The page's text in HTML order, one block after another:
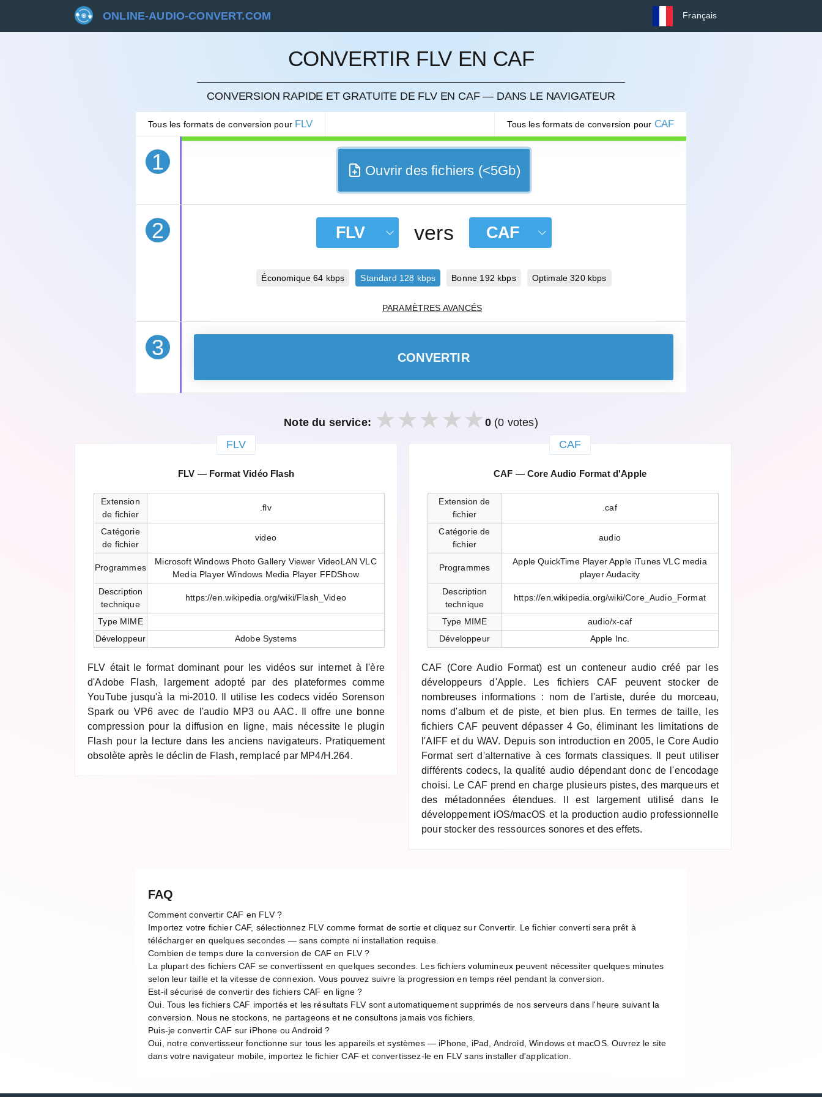
ONLINE-AUDIO-CONVERT.COM Français
CONVERTIR FLV EN CAF
CONVERSION RAPIDE ET GRATUITE DE FLV EN CAF — DANS LE NAVIGATEUR
Tous les formats de conversion pour FLV Tous les formats de conversion pour CAF
1
ANNULER
Ouvrir des fichiers (<5Gb)
2 FLV vers CAF
Économique 64 kbps Standard 128 kbps Bonne 192 kbps Optimale 320 kbps
PARAMÈTRES AVANCÉS
3 CONVERTIR
Note du service: 0 (0 votes)
FLV
FLV — Format Vidéo Flash
Extension
de fichier
.flv
Catégorie
de fichier
video
Programmes
Microsoft Windows Photo Gallery Viewer VideoLAN VLC
Media Player Windows Media Player FFDShow
Description
technique
https://en.wikipedia.org/wiki/Flash_Video
Type MIME
Développeur
Adobe Systems
FLV était le format dominant pour les vidéos sur internet à l'ère
d'Adobe Flash, largement adopté par des plateformes comme
YouTube jusqu'à la mi-2010. Il utilise les codecs vidéo Sorenson
Spark ou VP6 avec de l'audio MP3 ou AAC. Il offre une bonne
compression pour la diffusion en ligne, mais nécessite le plugin
Flash pour la lecture dans les anciens navigateurs. Pratiquement
obsolète après le déclin de Flash, remplacé par MP4/H.264.
CAF
CAF — Core Audio Format d'Apple
Extension de
fichier
.caf
Catégorie de
fichier
audio
Programmes
Apple QuickTime Player Apple iTunes VLC media
player Audacity
Description
technique
https://en.wikipedia.org/wiki/Core_Audio_Format
Type MIME
audio/x-caf
Développeur
Apple Inc.
CAF (Core Audio Format) est un conteneur audio créé par les
développeurs d'Apple. Les fichiers CAF peuvent stocker de
nombreuses informations : nom de l'artiste, durée du morceau,
noms d'album et de piste, et bien plus. En termes de taille, les
fichiers CAF peuvent dépasser 4 Go, éliminant les limitations de
l'AIFF et du WAV. Depuis son introduction en 2005, le Core Audio
Format sert d'alternative à ces formats classiques. Il peut utiliser
différents codecs, la qualité audio dépendant donc de l'encodage
choisi. Le CAF prend en charge plusieurs pistes, des marqueurs et
des métadonnées étendues. Il est largement utilisé dans le
développement iOS/macOS et la production audio professionnelle
pour stocker des ressources sonores et des effets.
FAQ
Comment convertir CAF en FLV ?
Importez votre fichier CAF, sélectionnez FLV comme format de sortie et cliquez sur Convertir. Le fichier converti sera prêt à
télécharger en quelques secondes — sans compte ni installation requise.
Combien de temps dure la conversion de CAF en FLV ?
La plupart des fichiers CAF se convertissent en quelques secondes. Les fichiers volumineux peuvent nécessiter quelques minutes
selon leur taille et la vitesse de connexion. Vous pouvez suivre la progression en temps réel pendant la conversion.
Est-il sécurisé de convertir des fichiers CAF en ligne ?
Oui. Tous les fichiers CAF importés et les résultats FLV sont automatiquement supprimés de nos serveurs dans l'heure suivant la
conversion. Nous ne stockons, ne partageons et ne consultons jamais vos fichiers.
Puis-je convertir CAF sur iPhone ou Android ?
Oui, notre convertisseur fonctionne sur tous les appareils et systèmes — iPhone, iPad, Android, Windows et macOS. Ouvrez le site
dans votre navigateur mobile, importez le fichier CAF et convertissez-le en FLV sans installer d'application.